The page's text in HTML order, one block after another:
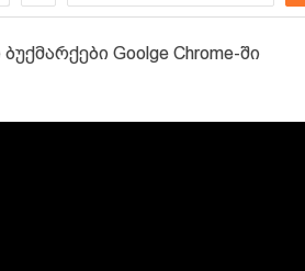
Goolge Chrome-ში